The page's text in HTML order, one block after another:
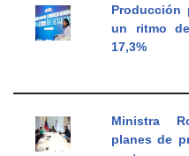
Producción
un ritmo
17,3%
Ministra
planes de